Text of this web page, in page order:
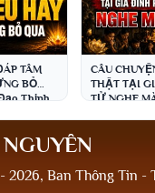
TÂM
BỎ
Thịnh
CÂU
THẬT TẠI
TỬ NGHE
2026, Ban Thông Tin -